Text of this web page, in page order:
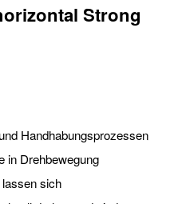
Strong
Handhabungsprozessen
in Drehbewegung
sich